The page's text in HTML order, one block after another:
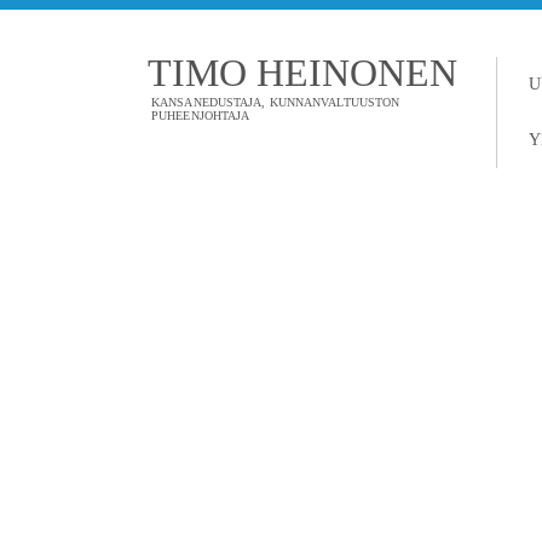
TIMO HEINONEN
KANSANEDUSTAJA, KUNNANVALTUUSTON
PUHEENJOHTAJA